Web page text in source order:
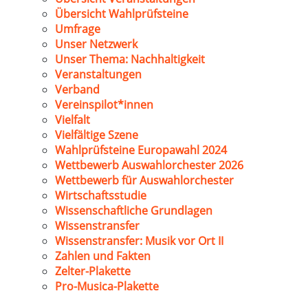
Übersicht Wahlprüfsteine
Umfrage
Unser Netzwerk
Unser Thema: Nachhaltigkeit
Veranstaltungen
Verband
Vereinspilot*innen
Vielfalt
Vielfältige Szene
Wahlprüfsteine Europawahl 2024
Wettbewerb Auswahlorchester 2026
Wettbewerb für Auswahlorchester
Wirtschaftsstudie
Wissenschaftliche Grundlagen
Wissenstransfer
Wissenstransfer: Musik vor Ort II
Zahlen und Fakten
Zelter-Plakette
Pro-Musica-Plakette